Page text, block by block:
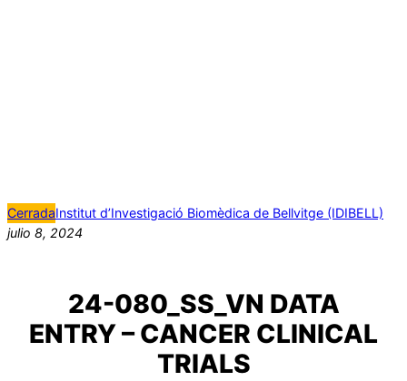
CerradaInstitut d’Investigació Biomèdica de Bellvitge (IDIBELL)
julio 8, 2024
24-080_SS_VN DATA
ENTRY – CANCER CLINICAL
TRIALS